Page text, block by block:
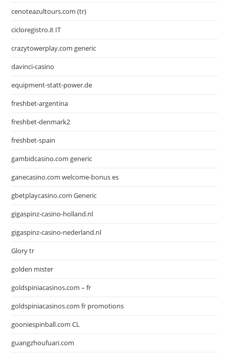
cenoteazultours.com (tr)
cicloregistro.it IT
crazytowerplay.com generic
davinci-casino
equipment-statt-power.de
freshbet-argentina
freshbet-denmark2
freshbet-spain
gambidcasino.com generic
ganecasino.com welcome-bonus es
gbetplaycasino.com Generic
gigaspinz-casino-holland.nl
gigaspinz-casino-nederland.nl
Glory tr
golden mister
goldspiniacasinos.com – fr
goldspiniacasinos.com fr promotions
gooniespinball.com CL
guangzhoufuari.com